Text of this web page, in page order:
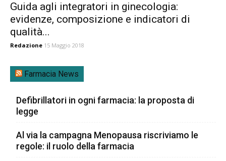
Guida agli integratori in ginecologia:
evidenze, composizione e indicatori di
qualità...
Redazione 15 Maggio 2018
Farmacia News
Defibrillatori in ogni farmacia: la proposta di
legge
Al via la campagna Menopausa riscriviamo le
regole: il ruolo della farmacia